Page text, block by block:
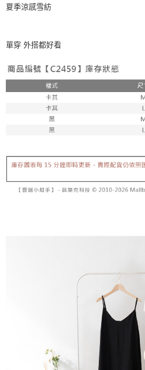
夏季涼感雪紡
單穿 外搭都好看